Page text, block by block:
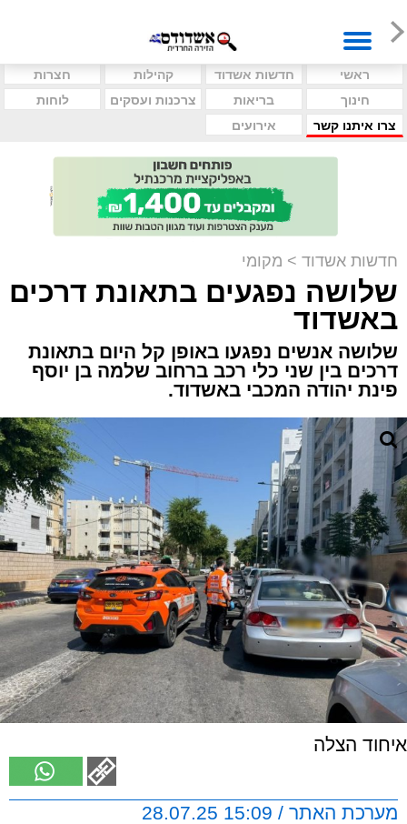
ראשי חדשות אשדוד קהילות
חצרות
חינוך
בריאות צרכנות ועסקים
לוחות
צרו איתנו קשר
אירועים
חדשות אשדוד > מקומי
שלושה נפגעים בתאונת דרכים
באשדוד
שלושה אנשים נפגעו באופן קל היום בתאונת
דרכים בין שני כלי רכב ברחוב שלמה בן יוסף
פינת יהודה המכבי באשדוד.
איחוד הצלה
מערכת האתר / 15:09 28.07.25